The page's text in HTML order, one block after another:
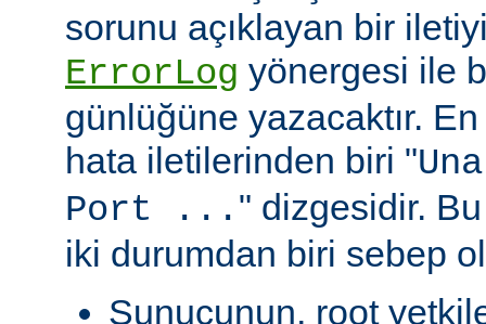
sorunu açıklayan bir
ErrorLog yönergesi ile
günlüğüne yazacaktır. En
hata iletilerinden biri "
Port ... " dizgesidir.
iki durumdan biri sebep
Sunucunun, root